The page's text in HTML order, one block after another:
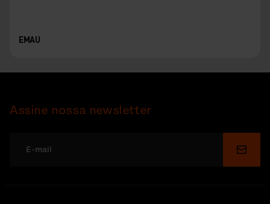
EMAU
Assine nossa newsletter
Enviar